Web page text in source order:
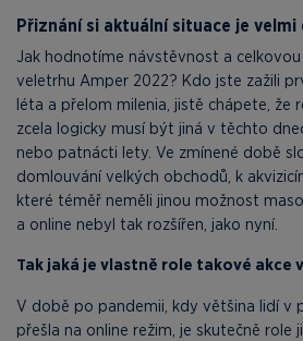
Přiznání si aktuální situace je
Jak hodnotíme návstěvnost a
veletrhu Amper 2022? Kdo jste zažili
léta a přelom milenia, jistě chápete, že
zcela logicky musí být jiná v těchto
nebo patnácti lety. Ve zmínené době
domlouvání velkých obchodů, k
které téměř neměli jinou možnost
a online nebyl tak rozšířen, jako nyní.
Tak jaká je vlastně role takové akce
V době po pandemii, kdy většina lidí v
přešla na online režim, je skutečně role